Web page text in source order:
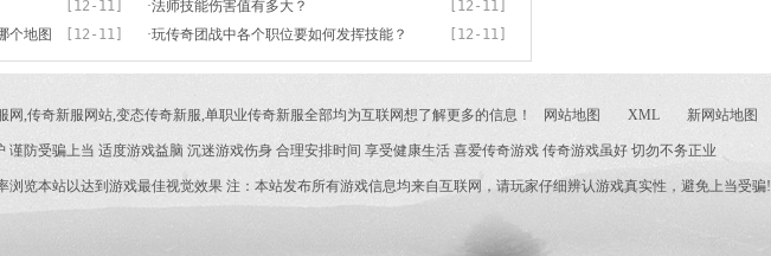
[12-11]
[12-11]
·法师技能伤害值有多大？
[12-11]
个地图
[12-11]
·玩传奇团战中各个职位要如何发挥技能？
网,传奇新服网站,变态传奇新服,单职业传奇新服全部均为互联网想了解更多的信息！ 网站地图 XML 新网站地图
谨防受骗上当 适度游戏益脑 沉迷游戏伤身 合理安排时间 享受健康生活 喜爱传奇游戏 传奇游戏虽好 切勿不务正业
浏览本站以达到游戏最佳视觉效果 注：本站发布所有游戏信息均来自互联网，请玩家仔细辨认游戏真实性，避免上当受骗!